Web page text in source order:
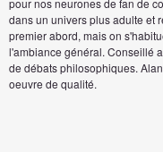
dans un univers plus adulte et
premier abord, mais on
l'ambiance général. Conseillé
de débats philosophiques.
oeuvre de qualité.